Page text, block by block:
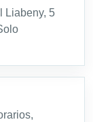
Liabeny, 5